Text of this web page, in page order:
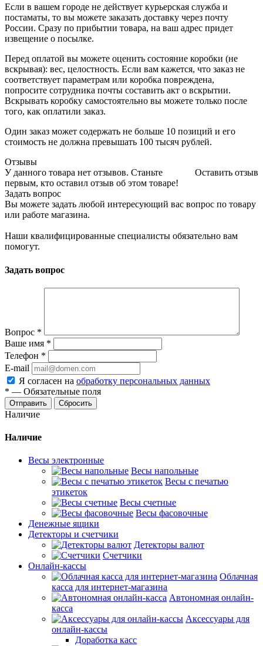
Если в вашем городе не действует курьерская служба и
постаматы, то вы можете заказать доставку через почту
России. Сразу по прибытии товара, на ваш адрес придет
извещение о посылке.
Перед оплатой вы можете оценить состояние коробки (не
вскрывая): вес, целостность. Если вам кажется, что заказ не
соответствует параметрам или коробка повреждена,
попросите сотрудника почты составить акт о вскрытии.
Вскрывать коробку самостоятельно вы можете только после
того, как оплатили заказ.
Один заказ может содержать не больше 10 позиций и его
стоимость не должна превышать 100 тысяч рублей.
Отзывы
Оставить отзыв
У данного товара нет отзывов. Станьте
первым, кто оставил отзыв об этом товаре!
Задать вопрос
Вы можете задать любой интересующий вас вопрос по товару
или работе магазина.
Наши квалифицированные специалисты обязательно вам
помогут.
Задать вопрос
Вопрос *
Ваше имя *
Телефон *
E-mail
Я согласен на обработку персональных данных
* — Обязательные поля
Сбросить
Наличие
Наличие
Весы электронные
Весы напольные
Весы с печатью
этикеток
Весы счетные
Весы фасовочные
Денежные ящики
Детекторы и счетчики
Детекторы валют
Счетчики
Онлайн-кассы
Облачная
касса для интернет-магазина
Автономная онлайн-
касса
Аксессуары для
онлайн-кассы
Доработка касс